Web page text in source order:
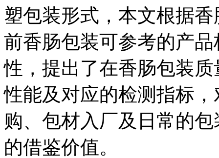
塑包装形式，本文根据
前香肠包装可参考的产
性，提出了在香肠包装
性能及对应的检测指标
购、包材入厂及日常的
的借鉴价值。